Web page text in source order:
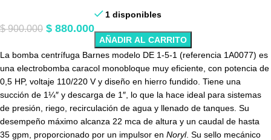
$900.000 $ 880.000
1 disponibles
AÑADIR AL CARRITO
La bomba centrífuga Barnes modelo DE 1-5-1 (referencia 1A0077) es
una electrobomba caracol monobloque muy eficiente, con potencia de
0,5 HP, voltaje 110/220 V y diseño en hierro fundido. Tiene una
succión de 1¼″ y descarga de 1″, lo que la hace ideal para sistemas
de presión, riego, recirculación de agua y llenado de tanques. Su
desempeño máximo alcanza 22 mca de altura y un caudal de hasta
35 gpm, proporcionado por un impulsor en Noryl. Su sello mecánico